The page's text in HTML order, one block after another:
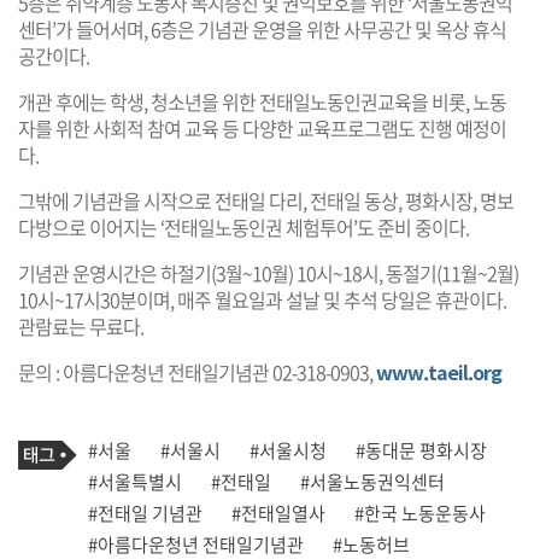
센터’가 들어서며, 6층은 기념관 운영을 위한 사무공간 및 옥상 휴식
공간이다.
개관 후에는 학생, 청소년을 위한 전태일노동인권교육을 비롯, 노동
자를 위한 사회적 참여 교육 등 다양한 교육프로그램도 진행 예정이
다.
그밖에 기념관을 시작으로 전태일 다리, 전태일 동상, 평화시장, 명보
다방으로 이어지는 ‘전태일노동인권 체험투어’도 준비 중이다.
기념관 운영시간은 하절기(3월~10월) 10시~18시, 동절기(11월~2월)
10시~17시30분이며, 매주 월요일과 설날 및 추석 당일은 휴관이다.
관람료는 무료다.
문의 : 아름다운청년 전태일기념관 02-318-0903,www.taeil.org
기
사
관
련
태
그
태
그
#서울 #서울시 #서울시청
#동대문 평화시장
#서울특별시
#전태일
#서울노동권익센터
#전태일 기념관
#전태일열사
#한국 노동운동사
#아름다운청년 전태일기념관
#노동허브